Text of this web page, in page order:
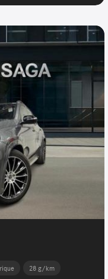
28 g/km